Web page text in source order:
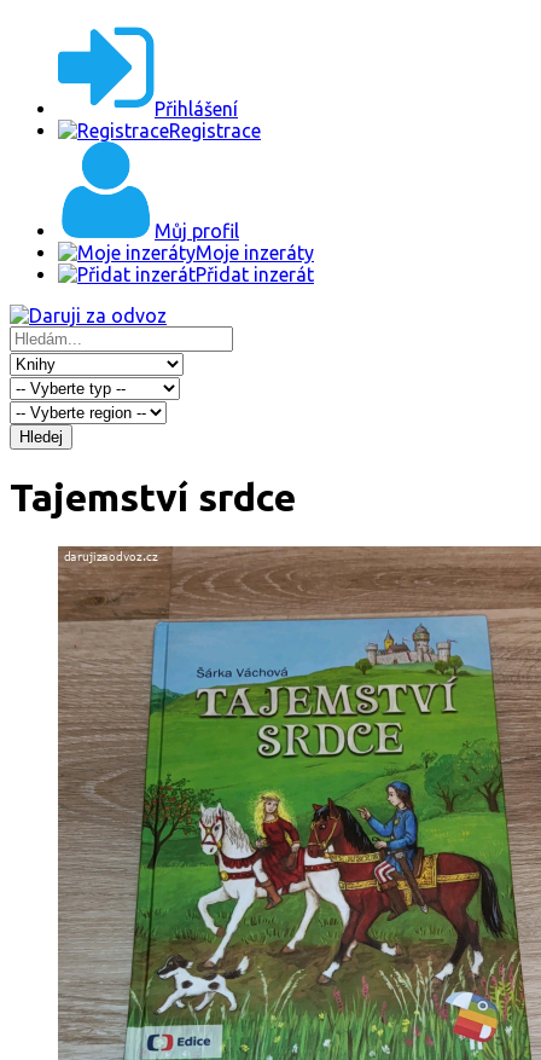
Přihlášení
Registrace
Můj profil
Moje inzeráty
Přidat inzerát
Hledej
Tajemství srdce